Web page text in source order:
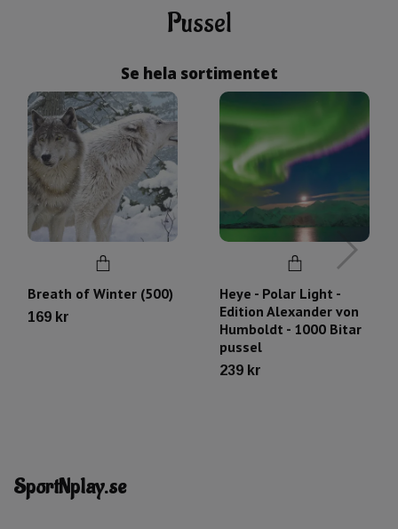
Pussel
Se hela sortimentet
Breath of Winter (500)
169 kr
Heye - Polar Light -
Edition Alexander von
Humboldt - 1000 Bitar
pussel
239 kr
SportNplay.se